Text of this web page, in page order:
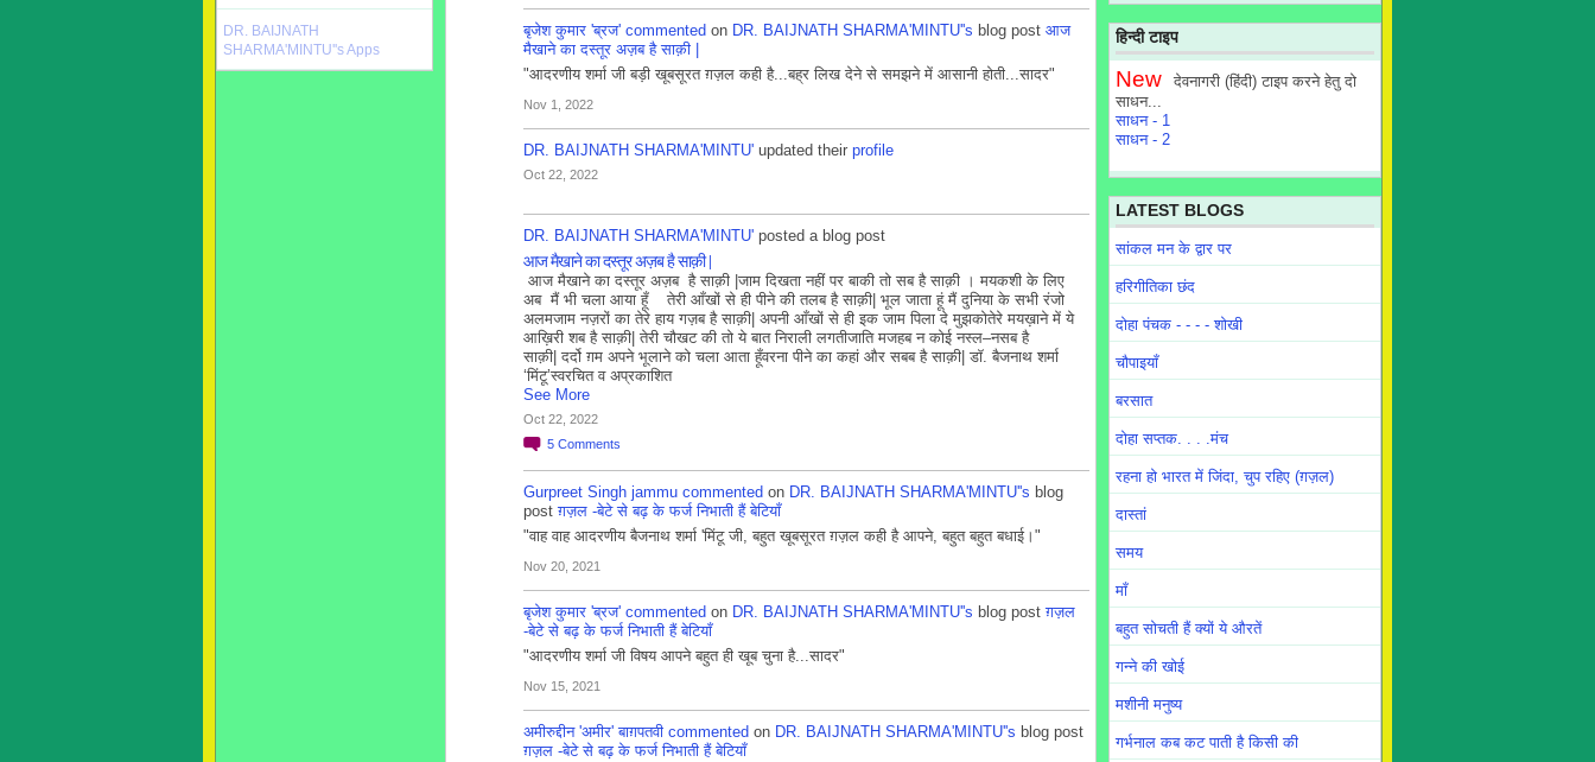
DR. BAIJNATH
SHARMA'MINTU''s Apps
बृजेश कुमार 'ब्रज' commented on DR. BAIJNATH SHARMA'MINTU''s blog post आज
मैखाने का दस्तूर अज़ब है साक़ी |
"आदरणीय शर्मा जी बड़ी खूबसूरत ग़ज़ल कही है...बह्र लिख देने से समझने में आसानी होती...सादर"
Nov 1, 2022
DR. BAIJNATH SHARMA'MINTU' updated their profile
Oct 22, 2022
DR. BAIJNATH SHARMA'MINTU' posted a blog post
आज मैखाने का दस्तूर अज़ब है साक़ी |
आज मैखाने का दस्तूर अज़ब है साक़ी |जाम दिखता नहीं पर बाकी तो सब है साक़ी । मयकशी के लिए
अब मैं भी चला आया हूँ तेरी आँखों से ही पीने की तलब है साक़ी| भूल जाता हूं मैं दुनिया के सभी रंजो
अलमजाम नज़रों का तेरे हाय गज़ब है साक़ी| अपनी आँखों से ही इक जाम पिला दे मुझकोतेरे मयख़ाने में ये
आख़िरी शब है साक़ी| तेरी चौखट की तो ये बात निराली लगतीजाति मजहब न कोई नस्ल–नसब है
साक़ी| दर्दो ग़म अपने भूलाने को चला आता हूँवरना पीने का कहां और सबब है साक़ी| डॉ. बैजनाथ शर्मा
‘मिंटू’स्वरचित व अप्रकाशित
See More
Oct 22, 2022
5 Comments
Gurpreet Singh jammu commented on DR. BAIJNATH SHARMA'MINTU''s blog
postग़ज़ल -बेटे से बढ़ के फर्ज निभाती हैं बेटियाँ
"वाह वाह आदरणीय बैजनाथ शर्मा 'मिंटू जी, बहुत खूबसूरत ग़ज़ल कही है आपने, बहुत बहुत बधाई।"
Nov 20, 2021
बृजेश कुमार 'ब्रज' commented on DR. BAIJNATH SHARMA'MINTU''s blog postग़ज़ल
-बेटे से बढ़ के फर्ज निभाती हैं बेटियाँ
"आदरणीय शर्मा जी विषय आपने बहुत ही खूब चुना है...सादर"
Nov 15, 2021
अमीरुद्दीन 'अमीर' बाग़पतवी commented on DR. BAIJNATH SHARMA'MINTU''s blog post
ग़ज़ल -बेटे से बढ़ के फर्ज निभाती हैं बेटियाँ
हिन्दी टाइप
New
देवनागरी (हिंदी) टाइप करने हेतु दो
साधन...
साधन - 1
साधन - 2
LATEST BLOGS
सांकल मन के द्वार पर
हरिगीतिका छंद
दोहा पंचक - - - - शोखी
चौपाइयाँ
बरसात
दोहा सप्तक. . . .मंच
रहना हो भारत में जिंदा, चुप रहिए (ग़ज़ल)
दास्तां
समय
माँ
बहुत सोचती हैं क्यों ये औरतें
गन्ने की खोई
मशीनी मनुष्य
गर्भनाल कब कट पाती है किसी की